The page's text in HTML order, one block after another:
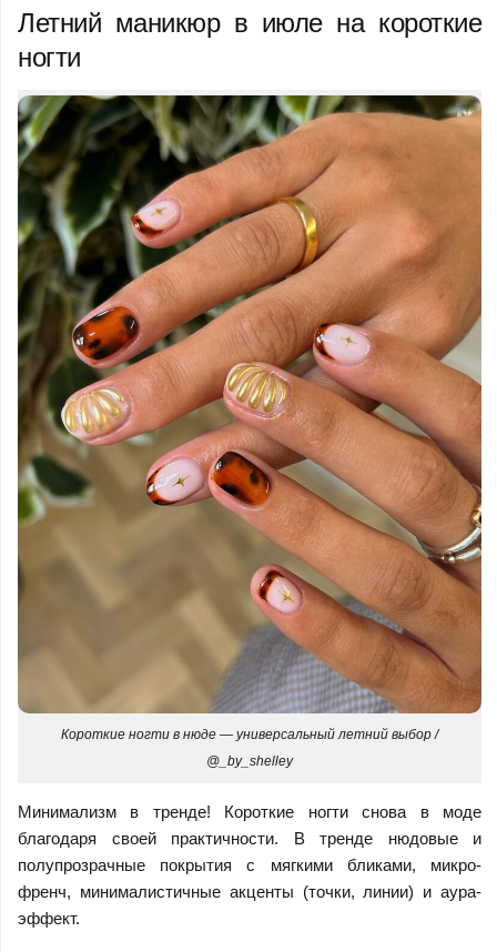
Летний маникюр в июле на короткие
ногти
Короткие ногти в нюде — универсальный летний выбор /
@_by_shelley
Минимализм в тренде! Короткие ногти снова в моде
благодаря своей практичности. В тренде нюдовые и
полупрозрачные покрытия с мягкими бликами, микро-
френч, минималистичные акценты (точки, линии) и аура-
эффект.